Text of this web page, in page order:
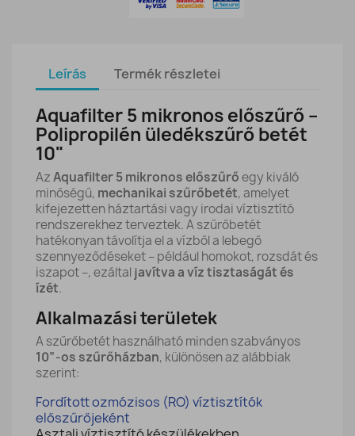
Leírás Termék részletei
Aquafilter 5 mikronos előszűrő –
Polipropilén üledékszűrő betét
10"
AzAquafilter 5 mikronos előszűrőegy kiváló
minőségű, mechanikai szűrőbetét, amelyet
kifejezetten háztartási vagy irodai víztisztító
rendszerekhez terveztek. A szűrőbetét
hatékonyan távolítja el a vízből a lebegő
szennyeződéseket – például homokot, rozsdát és
iszapot –, ezáltal javítva a víz tisztaságát és
ízét.
Alkalmazási területek
A szűrőbetét használható minden szabványos
10”-os szűrőházban, különösen az alábbiak
szerint:
Fordított ozmózisos (RO) víztisztítók
előszűrőjeként